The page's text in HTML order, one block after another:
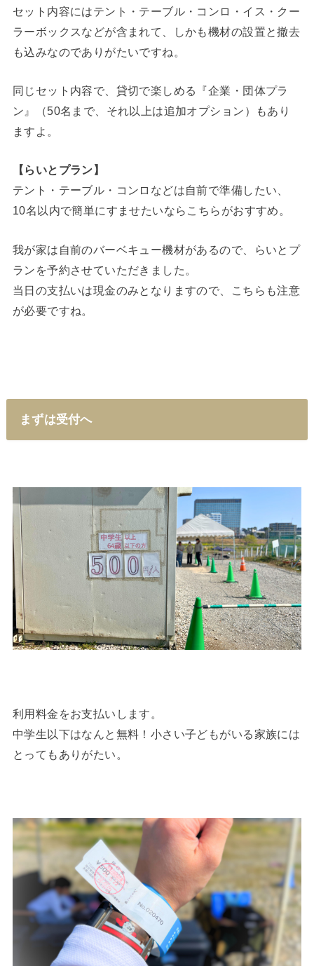
セット内容にはテント・テーブル・コンロ・イス・クー
ラーボックスなどが含まれて、しかも機材の設置と撤去
も込みなのでありがたいですね。
同じセット内容で、貸切で楽しめる『企業・団体プラ
ン』（50名まで、それ以上は追加オプション）もあり
ますよ。
【らいとプラン】
テント・テーブル・コンロなどは自前で準備したい、
10名以内で簡単にすませたいならこちらがおすすめ。
我が家は自前のバーベキュー機材があるので、らいとプ
ランを予約させていただきました。
当日の支払いは現金のみとなりますので、こちらも注意
が必要ですね。
まずは受付へ
利用料金をお支払いします。
中学生以下はなんと無料！小さい子どもがいる家族には
とってもありがたい。